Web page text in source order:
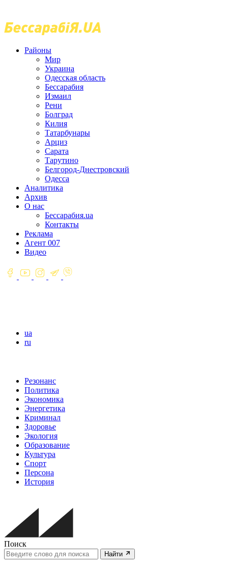
Районы
Мир
Украина
Одесская область
Бессарабия
Измаил
Рени
Болград
Килия
Татарбунары
Арциз
Сарата
Тарутино
Белгород-Днестровский
Одесса
Аналитика
Архив
О нас
Бессарабия.ua
Контакты
Реклама
Агент 007
Видео
ua
ru
Резонанс
Политика
Экономика
Энергетика
Криминал
Здоровье
Экология
Образование
Культура
Спорт
Персона
История
Поиск
Найти